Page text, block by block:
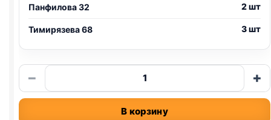
Панфилова 32 2 шт
Тимирязева 68 3 шт
−
Количество
товара
Darsi
+
В корзину